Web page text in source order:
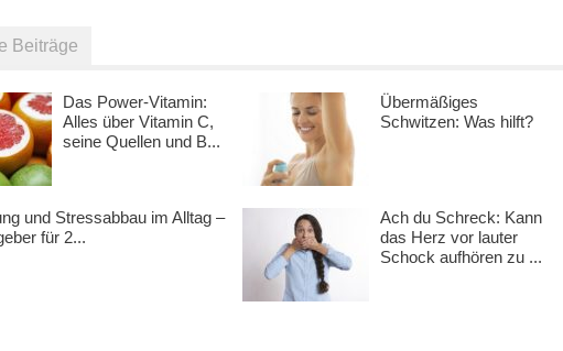
Beiträge
Das Power-Vitamin:
Alles über Vitamin C,
seine Quellen und B...
Übermäßiges
Schwitzen: Was hilft?
und Stressabbau im Alltag –
für 2...
Ach du Schreck: Kann
das Herz vor lauter
Schock aufhören zu ...